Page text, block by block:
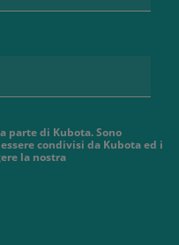
parte di Kubota. Sono
condivisi da Kubota ed i
la nostra